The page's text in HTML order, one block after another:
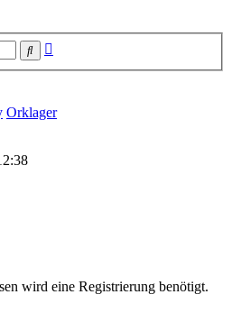
Suche
Orklager
wird eine Registrierung benötigt.